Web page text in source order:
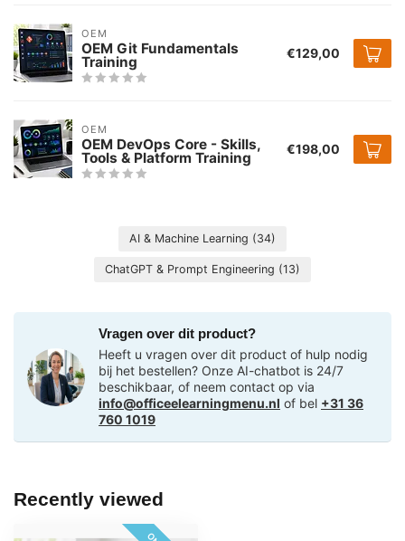
OEM
OEM Git Fundamentals
Training €129,00
OEM
OEM DevOps Core - Skills,
Tools & Platform Training €198,00
AI & Machine Learning (34)
ChatGPT & Prompt Engineering (13)
Vragen over dit product?
Heeft u vragen over dit product of hulp nodig
bij het bestellen? Onze AI-chatbot is 24/7
beschikbaar, of neem contact op via
info@officeelearningmenu.nl of bel +31 36
760 1019
Recently viewed